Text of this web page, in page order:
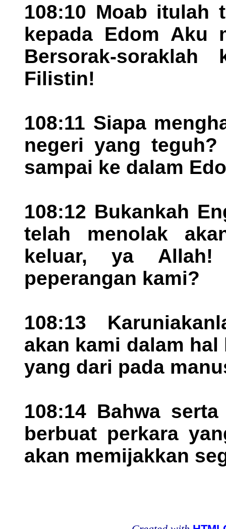
108:10 Moab itulah
kepada Edom Aku
Bersorak-
Filistin!
108:11 Siapa
negeri yang
sampai ke dalam
108:12 Bukankah
telah menolak
keluar, ya Allah!
peperangan kami?
108:13
akan kami dalam
yang dari pada
108:14 Bahwa
berbuat perkara
akan memijakkan